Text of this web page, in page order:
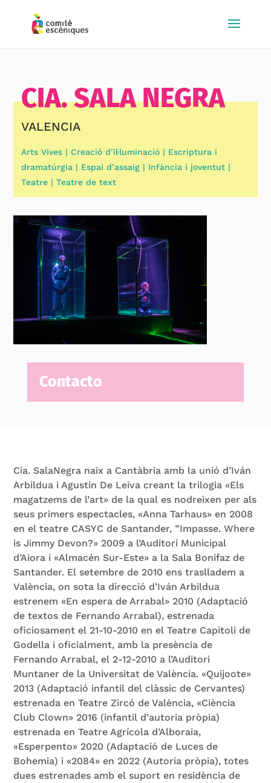
CIA. SALA NEGRA
VALENCIA
Arts Vives | Creació d’il·luminació | Escriptura i
dramatúrgia | Espai d’assaig | Infància i joventut |
Teatre | Teatre de text
Contacto
Cia. SalaNegra naix a Cantàbria amb la unió d’Iván
Arbildua i Agustin De Leiva creant la trilogia «Els
magatzems de l’art» de la qual es nodreixen per als
seus primers espectacles, «Anna Tarhaus» en 2008
en el teatre CASYC de Santander, ”Impasse. Where
is Jimmy Devon?» 2009 a l’Auditori Municipal
d’Aiora i «Almacén Sur-Este» a la Sala Bonifaz de
Santander. El setembre de 2010 ens traslladem a
València, on sota la direcció d’Iván Arbildua
estrenem «En espera de Arrabal» 2010 (Adaptació
de textos de Fernando Arrabal), estrenada
oficiosament el 21-10-2010 en el Teatre Capitoli de
Godella i oficialment, amb la presència de
Fernando Arrabal, el 2-12-2010 a l’Auditori
Muntaner de la Universitat de València. «Quijoote»
2013 (Adaptació infantil del clàssic de Cervantes)
estrenada en Teatre Zircó de València, «Ciència
Club Clown» 2016 (infantil d’autoria pròpia)
estrenada en Teatre Agrícola d’Alboraia,
«Esperpento» 2020 (Adaptació de Luces de
Bohemia) i «2084» en 2022 (Autoria pròpia), totes
dues estrenades amb el suport en residència de